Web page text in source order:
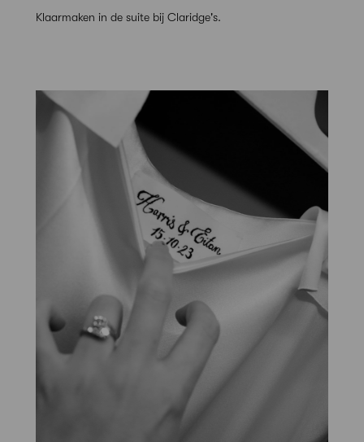
Klaarmaken in de suite bij Claridge's.